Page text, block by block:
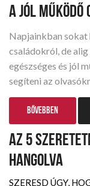
A JÓL
Napjainkban sokat
családokról, de
egészséges és jól
segíteni az
BŐVEBBEN
AZ 5
HANGOLVA
SZERESD ÚGY,